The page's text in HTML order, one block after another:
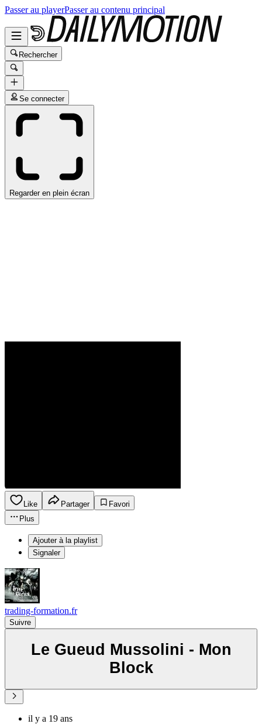
Passer au playerPasser au contenu principal
Rechercher
Se connecter
Regarder en plein écran
Like Partager
Favori
Plus
Ajouter à la playlist
Signaler
trading-formation.fr
Suivre
Le Gueud Mussolini - Mon
Block
il y a 19 ans